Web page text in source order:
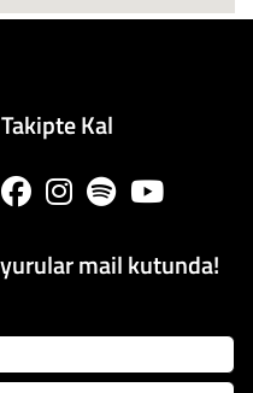
Takipte Kal
mail kutunda!